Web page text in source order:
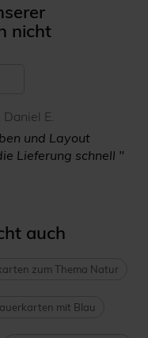
nicht
E.
und Layout
Lieferung schnell "
auch
zum Thema Natur
mit Blau